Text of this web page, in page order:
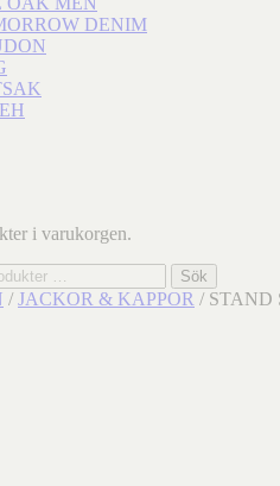
DENIM
i varukorgen.
Sök
/ JACKOR & KAPPOR / STAND